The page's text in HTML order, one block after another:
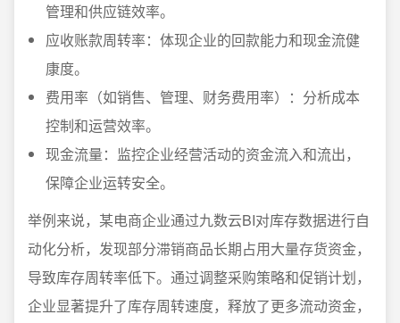
管理和供应链效率。
应收账款周转率：体现企业的回款能力和现金流健
康度。
费用率（如销售、管理、财务费用率）：分析成本
控制和运营效率。
现金流量：监控企业经营活动的资金流入和流出，
保障企业运转安全。
举例来说，某电商企业通过九数云BI对库存数据进行自
动化分析，发现部分滞销商品长期占用大量存货资金，
导致库存周转率低下。通过调整采购策略和促销计划，
企业显著提升了库存周转速度，释放了更多流动资金，